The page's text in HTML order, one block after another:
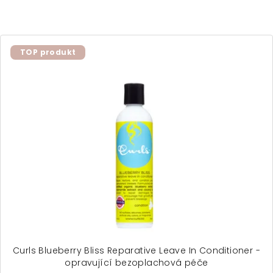
TOP produkt
Curls Blueberry Bliss Reparative Leave In Conditioner -
opravující bezoplachová péče